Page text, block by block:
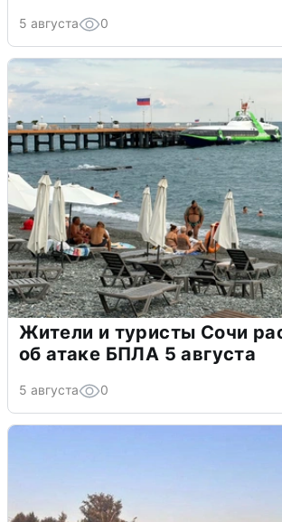
5 августа 0
Жители и туристы Сочи
об атаке БПЛА 5 августа
5 августа 0